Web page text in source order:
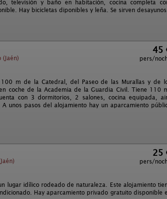
televisión y baño en habitación, cocina completa
Hay bicicletas diponibles y leña. Se sirven desayunos.
45
pers/
m de la Catedral, del Paseo de las Murallas y de
coche de la Academia de la Guardia Civil. Tiene 110
con 3 dormitorios, 2 salones, cocina equipada,
unos pasos del alojamiento hay un aparcamiento
25
pers/
lugar idílico rodeado de naturaleza. Este alojamiento
Hay aparcamiento privado gratuito disponible